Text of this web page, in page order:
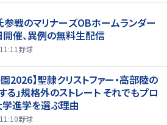
戦のマリナーズOBホームランダー
開催、異例の無料生配信
野球
2026】聖隷クリストファー・高部陸の
る」規格外のストレート それでもプロ
学進学を選ぶ理由
野球